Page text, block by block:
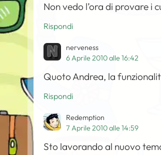
Non vedo l’ora di provare i
Rispondi
nerveness
6 Aprile 2010 alle 16:42
Quoto Andrea, la
Rispondi
Redemption
7 Aprile 2010 alle 14:59
Sto lavorando al nuovo